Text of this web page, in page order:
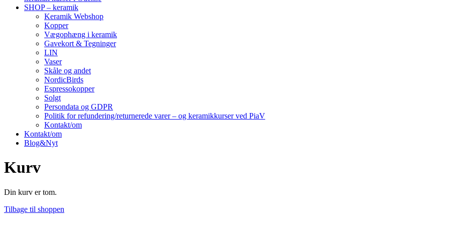
SHOP – keramik
Keramik Webshop
Kopper
Vægophæng i keramik
Gavekort & Tegninger
LIN
Vaser
Skåle og andet
NordicBirds
Espressokopper
Solgt
Persondata og GDPR
Politik for refundering/returnerede varer – og keramikkurser ved PiaV
Kontakt/om
Kontakt/om
Blog&Nyt
Kurv
Din kurv er tom.
Tilbage til shoppen